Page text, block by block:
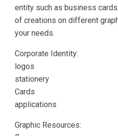
entity such as business
of creations on different
your needs.
Corporate Identity:
logos
stationery
Cards
applications
Graphic Resources: